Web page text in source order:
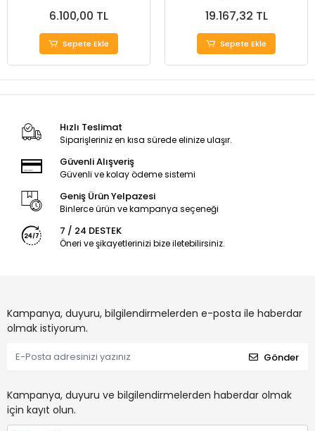
6.100,00 TL
Sepete Ekle
19.167,32 TL
Sepete Ekle
Hızlı Teslimat
Siparişleriniz en kısa sürede elinize ulaşır.
Güvenli Alışveriş
Güvenli ve kolay ödeme sistemi
Geniş Ürün Yelpazesi
Binlerce ürün ve kampanya seçeneği
7 / 24 DESTEK
Öneri ve şikayetlerinizi bize iletebilirsiniz.
Kampanya, duyuru, bilgilendirmelerden e-posta ile haberdar
olmak istiyorum.
Gönder
Kampanya, duyuru ve bilgilendirmelerden haberdar olmak
için kayıt olun.